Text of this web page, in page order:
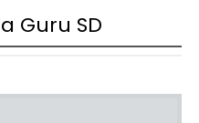
Guru SD